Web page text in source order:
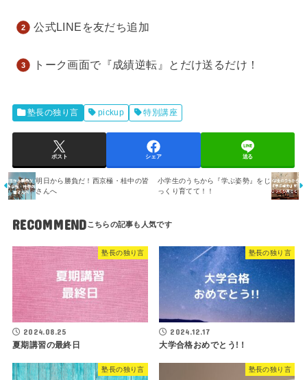
公式LINEを友だち追加
トーク画面で『成績逆転』とだけ送るだけ！
塾長の独り言 pickup 特別講座
ポスト シェア 送る
明日から勝負だ！西京極・桂中の皆
さんへ
小学生のうちから『学ぶ姿勢』をじ
っくり育てて！！
RECOMMEND
塾長の独り言
2024.08.25
夏期講習の最終日
塾長の独り言
2024.12.17
大学合格おめでとう!！
塾長の独り言 塾長の独り言